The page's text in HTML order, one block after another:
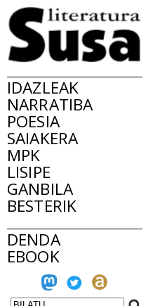
IDAZLEAK
NARRATIBA
POESIA
SAIAKERA
MPK
LISIPE
GANBILA
BESTERIK
DENDA
EBOOK